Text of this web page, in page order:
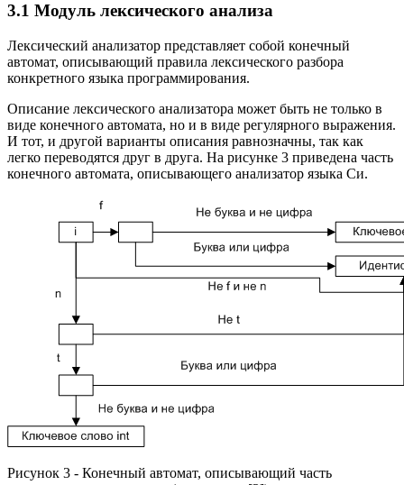
3.1 Модуль лексического анализа
Лексический анализатор представляет собой конечный
автомат, описывающий правила лексического разбора
конкретного языка программирования.
Описание лексического анализатора может быть не только в
виде конечного автомата, но и в виде регулярного выражения.
И тот, и другой варианты описания равнозначны, так как
легко переводятся друг в друга. На рисунке 3 приведена часть
конечного автомата, описывающего анализатор языка Си.
Рисунок 3 - Конечный автомат, описывающий часть